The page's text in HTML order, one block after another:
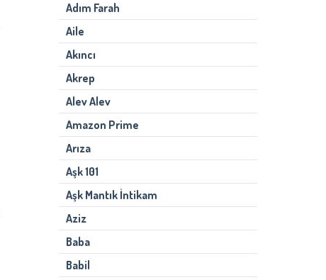
Adım Farah
Aile
Akıncı
Akrep
Alev Alev
Amazon Prime
Arıza
Aşk 101
Aşk Mantık İntikam
Aziz
Baba
Babil